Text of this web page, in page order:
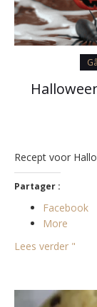
Recept voor
Partager :
Facebook
More
Lees verder "